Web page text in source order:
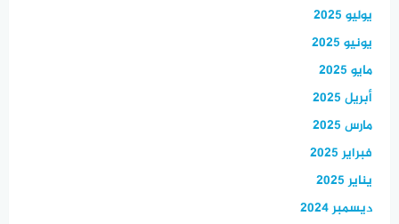
يوليو 2025
يونيو 2025
مايو 2025
أبريل 2025
مارس 2025
فبراير 2025
يناير 2025
ديسمبر 2024